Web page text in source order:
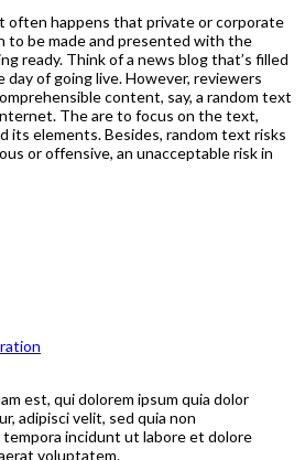
often happens that private or corporate
to be made and presented with the
ready. Think of a news blog that’s filled
of going live. However, reviewers
content, say, a random text
The are to focus on the text,
its elements. Besides, random text risks
or offensive, an unacceptable risk in
est, qui dolorem ipsum quia dolor
adipisci velit, sed quia non
tempora incidunt ut labore et dolore
voluptatem.